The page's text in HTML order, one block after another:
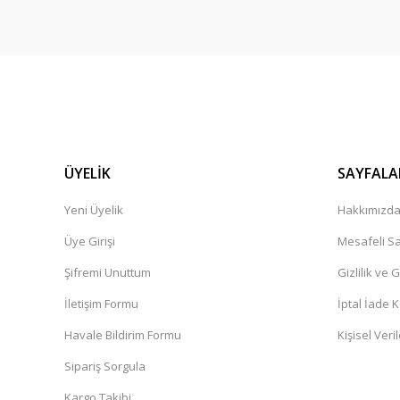
ÜYELİK
Yeni Üyelik
Üye Girişi
Şifremi Unuttum
İletişim Formu
Havale Bildirim Formu
Sipariş Sorgula
Hakkımızda
Mesafeli
Gizlilik ve
İptal İade
Kişisel